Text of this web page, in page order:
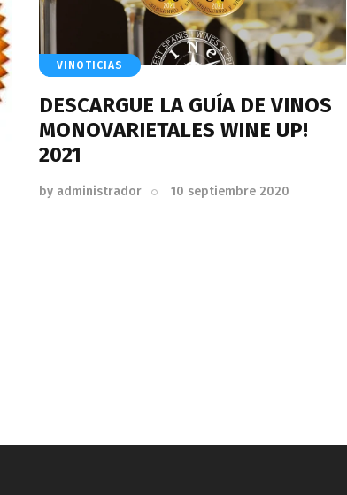
VINOTICIAS
DESCARGUE LA GUÍA DE VINOS
MONOVARIETALES WINE UP!
2021
by administrador 10 septiembre 2020